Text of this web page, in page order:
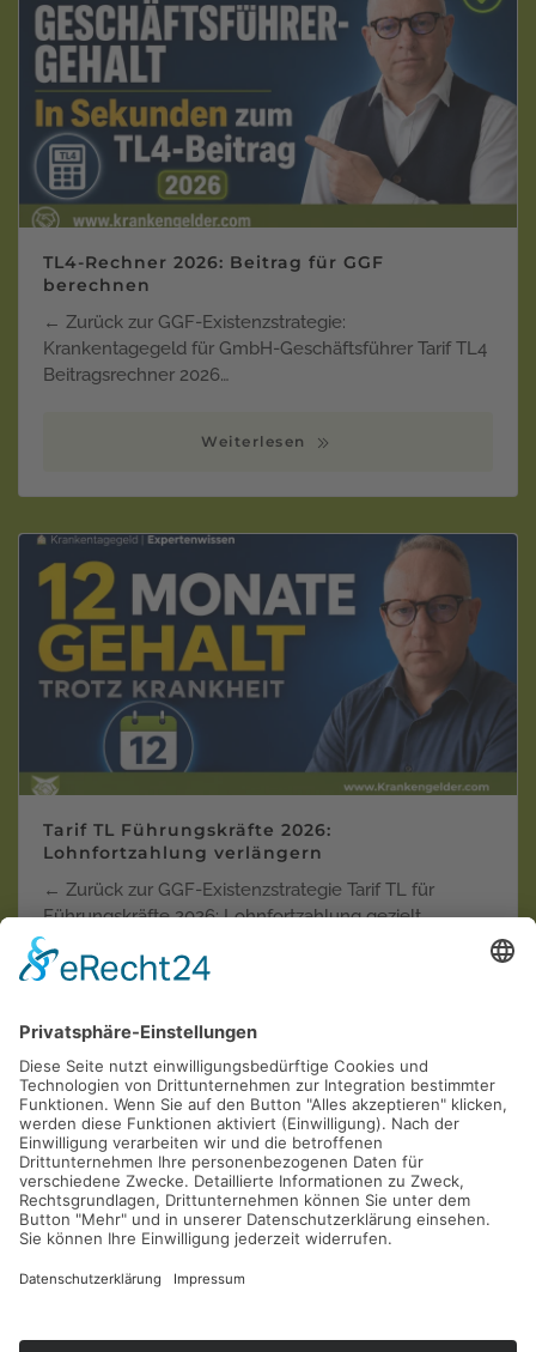
TL4-Rechner 2026: Beitrag für GGF
berechnen
← Zurück zur GGF-Existenzstrategie:
Krankentagegeld für GmbH-Geschäftsführer Tarif TL4
Beitragsrechner 2026…
Weiterlesen
Tarif TL Führungskräfte 2026:
Lohnfortzahlung verlängern
← Zurück zur GGF-Existenzstrategie Tarif TL für
Führungskräfte 2026: Lohnfortzahlung gezielt
verlänger…
Krankentagegeld der "Privaten"
Krankenversicherungen in der Einzel-Kritik
AOL Allianz ARAG AXA Barmenia
Continentale Deutscher Ring DEVK
Debeka DFV DKV Generali
Hallesche HanseMerkur